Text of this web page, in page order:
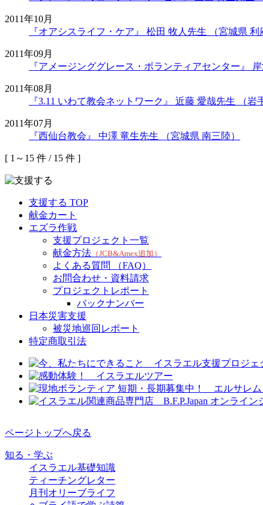
2011年10月
2011年09月
2011年08月
2011年07月
[ 1～15 件 / 15 件 ]
支援する TOP
献金カート
エズラ作戦
支援プロジェクト一覧
献金方法 （JCB&Amex追加）
よくある質問 （FAQ）
お問合わせ・資料請求
プロジェクトレポート
バックナンバー
日本災害支援
被災地巡回レポート
特定商取引法
ページトップへ戻る
知る・学ぶ
イスラエル基礎知識
ティーチングレター
月刊オリーブライフ